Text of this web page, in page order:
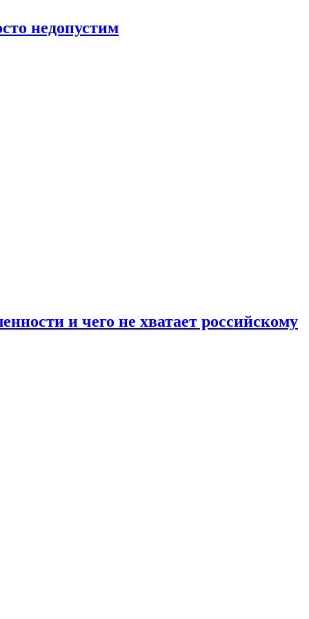
недопустим
и чего не хватает российскому